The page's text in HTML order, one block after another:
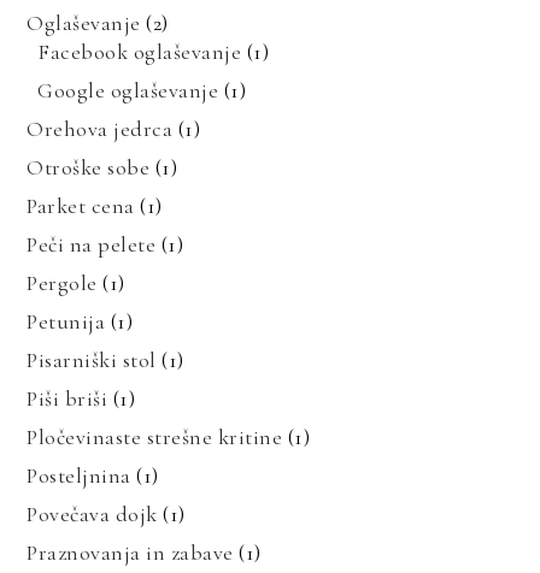
Oglaševanje (2)
Facebook oglaševanje (1)
Google oglaševanje (1)
Orehova jedrca (1)
Otroške sobe (1)
Parket cena (1)
Peči na pelete (1)
Pergole (1)
Petunija (1)
Pisarniški stol (1)
Piši briši (1)
Pločevinaste strešne kritine (1)
Posteljnina (1)
Povečava dojk (1)
Praznovanja in zabave (1)